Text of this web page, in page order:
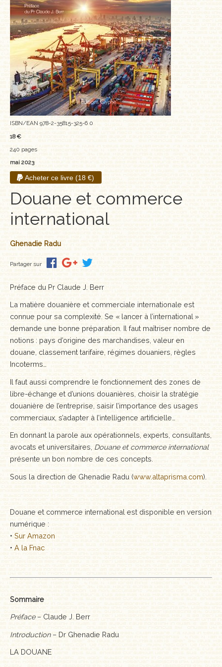
MÉMOIRES, RÉCITS
POLARS ET THRILLERS
ROMANS
NOUVELLES
POÉSIE
COFFRETS
AUTEURS
LES ÉDITIONS GLYPHE
ISBN/EAN 978-2-35815-325-6 0
18 €
240 pages
mai 2023
Acheter ce livre (18 €)
Douane et commerce
international
Ghenadie Radu
Partager sur
Préface du Pr Claude J. Berr
La matière douanière et commerciale internationale est
connue pour sa complexité. Se « lancer à l’international »
demande une bonne préparation. Il faut maîtriser nombre de
notions : pays d’origine des marchandises, valeur en
douane, classement tarifaire, régimes douaniers, règles
Incoterms…
Il faut aussi comprendre le fonctionnement des zones de
libre-échange et d’unions douanières, choisir la stratégie
douanière de l’entreprise, saisir l’importance des usages
commerciaux, s’adapter à l’intelligence artificielle…
En donnant la parole aux opérationnels, experts, consultants,
avocats et universitaires, Douane et commerce international
présente un bon nombre de ces concepts.
Sous la direction de Ghenadie Radu (www.altaprisma.com).
Douane et commerce international est disponible en version
numérique :
• Sur Amazon
• A la Fnac
Sommaire
Préface– Claude J. Berr
Introduction– Dr Ghenadie Radu
LA DOUANE